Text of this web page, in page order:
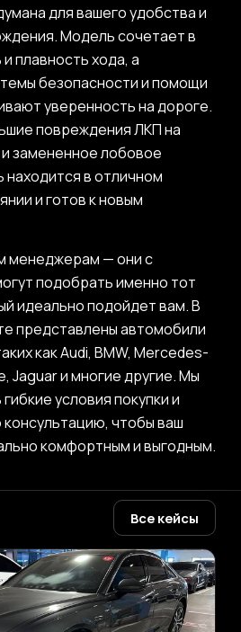
для вашего удобства и
Модель сочетает в
плавность хода, а
безопасности и помощи
уверенность на дороге.
повреждения ЛКП на
замененное лобовое
в отличном
и готов к новым
менеджерам — они с
подобрать именно тот
идеально подойдет вам. В
представлены автомобили
как Audi, BMW, Mercedes-
Jaguar и многие другие. Мы
условия покупки и
чтобы ваш
комфортным и выгодным.
Все кейсы